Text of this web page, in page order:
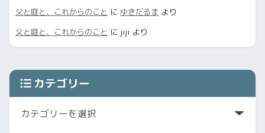
父と庭と、これからのこと に ゆきだるま より
父と庭と、これからのこと に jiji より
カテゴリー